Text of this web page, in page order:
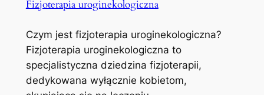
Fizjoterapia uroginekologiczna
Czym jest fizjoterapia uroginekologiczna?
Fizjoterapia uroginekologiczna to
specjalistyczna dziedzina fizjoterapii,
dedykowana wyłącznie kobietom,